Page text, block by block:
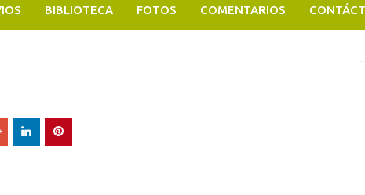
BIBLIOTECA FOTOS COMENTARIOS